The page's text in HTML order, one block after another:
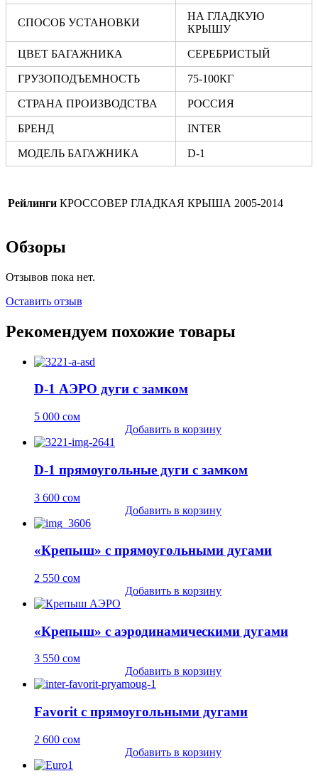
СПОСОБ УСТАНОВКИ
НА ГЛАДКУЮ
КРЫШУ
ЦВЕТ БАГАЖНИКА СЕРЕБРИСТЫЙ
ГРУЗОПОДЪЕМНОСТЬ 75-100КГ
СТРАНА ПРОИЗВОДСТВА РОССИЯ
БРЕНД INTER
МОДЕЛЬ БАГАЖНИКА D-1
Рейлинги КРОССОВЕР ГЛАДКАЯ КРЫША 2005-2014
Обзоры
Отзывов пока нет.
Оставить отзыв
Рекомендуем похожие товары
D-1 АЭРО дуги с замком
5 000 сом
Добавить в корзину
D-1 прямоугольные дуги с замком
3 600 сом
Добавить в корзину
«Крепыш» с прямоугольными дугами
2 550 сом
Добавить в корзину
«Крепыш» с аэродинамическими дугами
3 550 сом
Добавить в корзину
Favorit с прямоугольными дугами
2 600 сом
Добавить в корзину